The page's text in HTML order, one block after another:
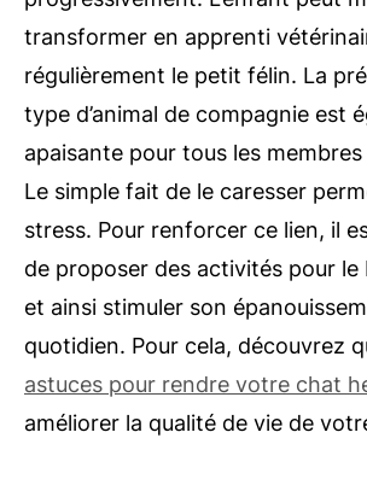
transformer en apprenti
régulièrement le petit félin. La
type d’animal de compagnie est
apaisante pour tous les
Le simple fait de le caresser
stress. Pour renforcer ce lien, il
de proposer des activités pour
et ainsi stimuler son
quotidien. Pour cela, découvrez
astuces pour rendre votre chat
améliorer la qualité de vie de